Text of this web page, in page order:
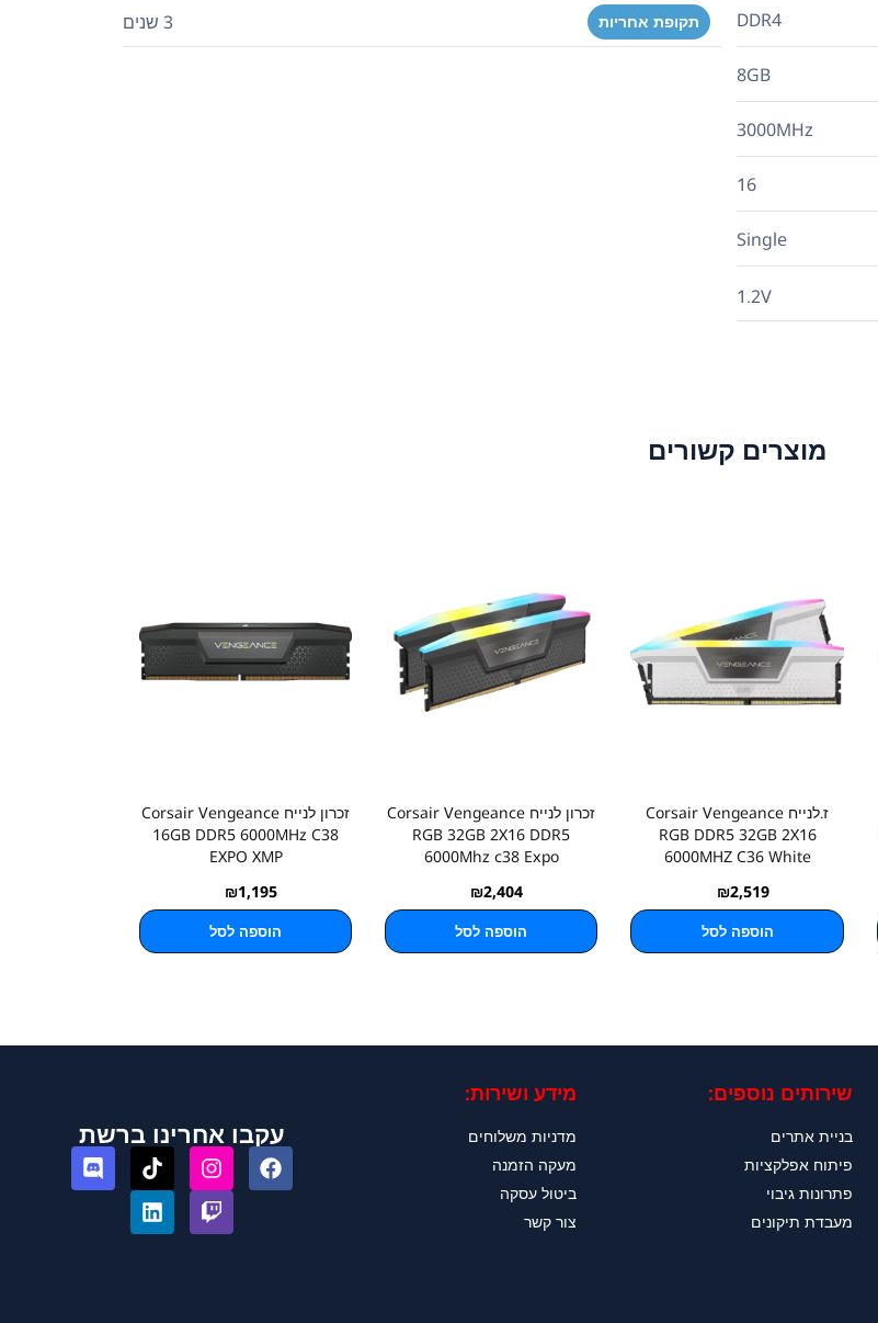
DDR4
8GB
3000MHz
16
Single
1.2V
תקופת אחריות 3 שנים
מוצרים קשורים
ז.לנייח Corsair Vengeance
RGB DDR5 32GB 2X16
6000MHZ C36 White
₪2,519
הוספה לסל
זכרון לנייח Corsair Vengeance
RGB 32GB 2X16 DDR5
6000Mhz c38 Expo
₪2,404
הוספה לסל
זכרון לנייח Corsair Vengeance
16GB DDR5 6000MHz C38
EXPO XMP
₪1,195
הוספה לסל
שירותים נוספים:
בניית אתרים
פיתוח אפלקציות
פתרונות גיבוי
מעבדת תיקונים
מידע ושירות:
מדניות משלוחים
מעקה הזמנה
ביטול עסקה
צור קשר
עקבו אחרינו ברשת